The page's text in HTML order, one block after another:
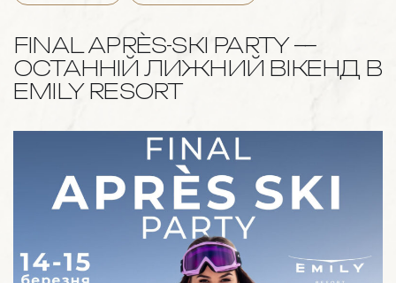
FINAL APRÈS-SKI PARTY —
ОСТАННІЙ ЛИЖНИЙ ВІКЕНД В
EMILY RESORT